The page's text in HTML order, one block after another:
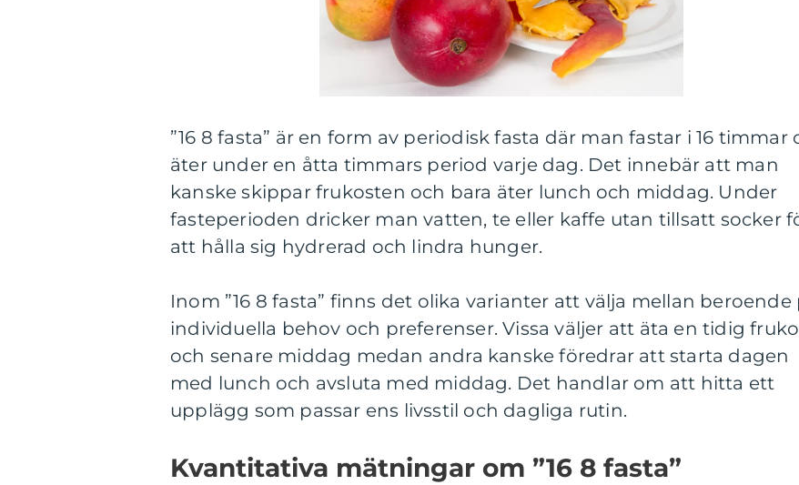
”16 8 fasta” är en form av periodisk fasta där man fastar i 16 timmar
äter under en åtta timmars period varje dag. Det innebär att man
kanske skippar frukosten och bara äter lunch och middag. Under
fasteperioden dricker man vatten, te eller kaffe utan tillsatt socker
att hålla sig hydrerad och lindra hunger.
Inom ”16 8 fasta” finns det olika varianter att välja mellan beroende
individuella behov och preferenser. Vissa väljer att äta en tidig
och senare middag medan andra kanske föredrar att starta dagen
med lunch och avsluta med middag. Det handlar om att hitta ett
upplägg som passar ens livsstil och dagliga rutin.
Kvantitativa mätningar om ”16 8 fasta”